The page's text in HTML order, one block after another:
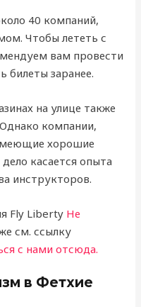
40 компаний,
Чтобы лететь с
вам провести
билеты заранее.
на улице также
компании,
хорошие
касается опыта
инструкторов.
Fly Liberty Не
см. ссылку
с нами отсюда.
в Фетхие